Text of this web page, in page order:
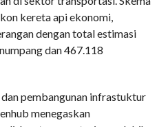
kereta api ekonomi,
dengan total estimasi
dan 467.118
pembangunan infrastuktur
menegaskan